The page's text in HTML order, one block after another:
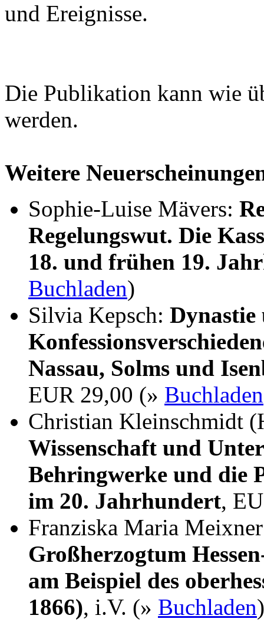
und Ereignisse.
Die Publikation kann wie
werden.
Weitere
Sophie-Luise Mävers:
Regelungswut. Die
18. und frühen 19.
Buchladen)
Silvia Kepsch: Dynastie
Nassau, Solms und
EUR 29,00 (» Buchladen
Christian Kleinschmidt
Wissenschaft und
Behringwerke und die
im 20. Jahrhundert,
Franziska Maria
Großherzogtum
am Beispiel des
1866), i.V. (» Buchladen)